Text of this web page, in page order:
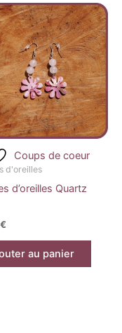
Coups de coeur
d'oreilles
d’oreilles Quartz
€
au panier